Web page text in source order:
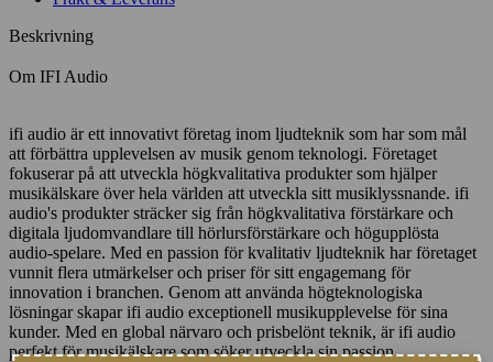
Beskrivning
Om IFI Audio
ifi audio är ett innovativt företag inom ljudteknik som har som mål
att förbättra upplevelsen av musik genom teknologi. Företaget
fokuserar på att utveckla högkvalitativa produkter som hjälper
musikälskare över hela världen att utveckla sitt musiklyssnande. ifi
audio's produkter sträcker sig från högkvalitativa förstärkare och
digitala ljudomvandlare till hörlursförstärkare och högupplösta
audio-spelare. Med en passion för kvalitativ ljudteknik har företaget
vunnit flera utmärkelser och priser för sitt engagemang för
innovation i branchen. Genom att använda högteknologiska
lösningar skapar ifi audio exceptionell musikupplevelse för sina
kunder. Med en global närvaro och prisbelönt teknik, är ifi audio
perfekt för musikälskare som söker utveckla sin passion.